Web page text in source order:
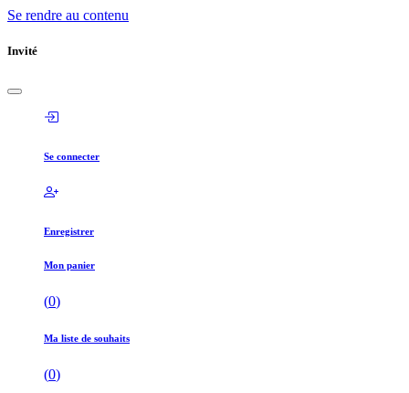
Se rendre au contenu
Invité
Se connecter
Enregistrer
Mon panier
(0)
Ma liste de souhaits
(0)